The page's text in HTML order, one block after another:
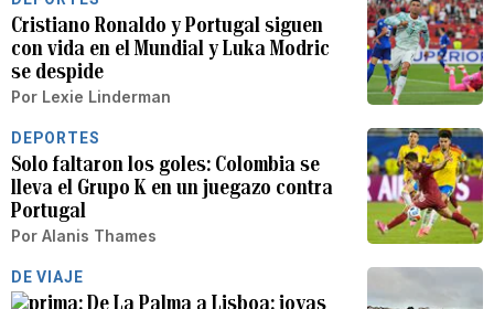
Cristiano Ronaldo y Portugal siguen
con vida en el Mundial y Luka Modric
se despide
Por Lexie Linderman
DEPORTES
Solo faltaron los goles: Colombia se
lleva el Grupo K en un juegazo contra
Portugal
Por Alanis Thames
DE VIAJE
De La Palma a Lisboa: joyas